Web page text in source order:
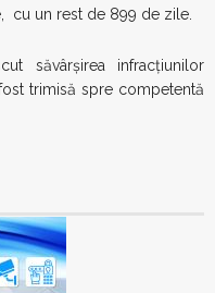
cu un rest de 899 de zile.
săvârşirea infracţiunilor
trimisă spre competentă